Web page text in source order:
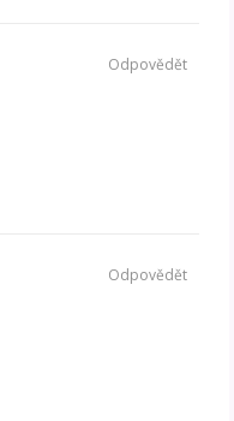
Odpovědět
Odpovědět